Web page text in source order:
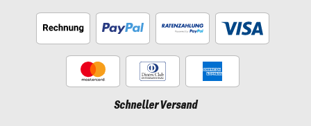
Schneller Versand